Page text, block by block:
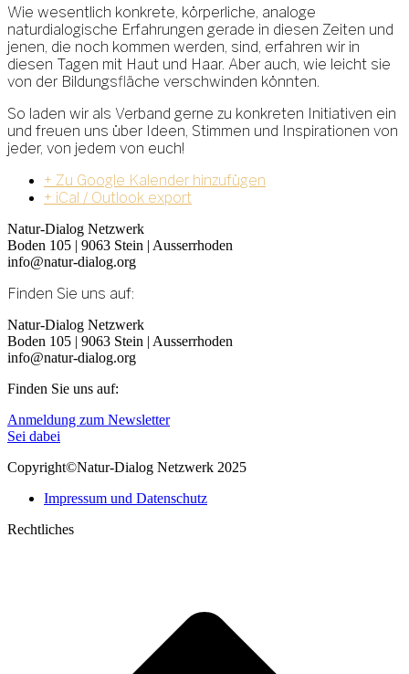
Wie wesentlich konkrete, körperliche, analoge
naturdialogische Erfahrungen gerade in diesen Zeiten und
jenen, die noch kommen werden, sind, erfahren wir in
diesen Tagen mit Haut und Haar. Aber auch, wie leicht sie
von der Bildungsfläche verschwinden könnten.
So laden wir als Verband gerne zu konkreten Initiativen ein
und freuen uns über Ideen, Stimmen und Inspirationen von
jeder, von jedem von euch!
+ Zu Google Kalender hinzufügen
+ iCal / Outlook export
Natur-Dialog Netzwerk
Boden 105 | 9063 Stein | Ausserrhoden
info@natur-dialog.org
Finden Sie uns auf:
Linkedin
page
opens
new
E-
Mail
page
in
window
Natur-Dialog Netzwerk
Boden 105 | 9063 Stein | Ausserrhoden
info@natur-dialog.org
Finden Sie uns auf:
Linkedin
page
in
window
E-
Mail
opens
new
Anmeldung zum Newsletter
Sei dabei
Copyright©Natur-Dialog Netzwerk 2025
Impressum und Datenschutz
Rechtliches